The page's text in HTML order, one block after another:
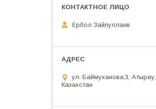
Ербол Зайпуллаев
ул. Баймуханова,3, Атырау,
Казахстан